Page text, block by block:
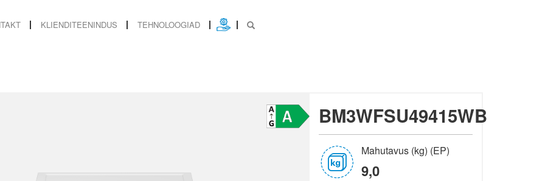
KLIENDITEENINDUS TEHNOLOOGIAD
BM3WFSU49415WB
Mahutavus (kg) (EP)
9,0